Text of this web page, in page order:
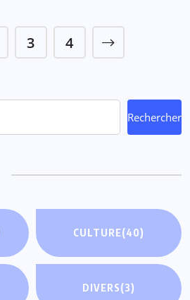
3 4
Rechercher
CULTURE(40)
DIVERS(3)